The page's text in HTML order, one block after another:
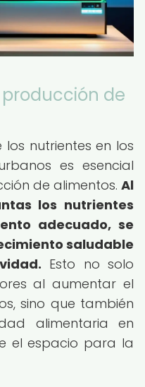
de
nutrientes en los
es esencial
de alimentos. Al
los nutrientes
adecuado, se
saludable
Esto no solo
al aumentar el
sino que también
alimentaria en
el espacio para la